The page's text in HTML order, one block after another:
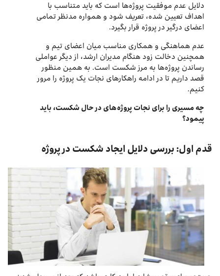
دلایل عدم موفقیت پروژه‌ها است که باید متناسب با
اهداف تعیین شده، تعریف شود و همواره مدنظر تمامی
اعضای درگیر در پروژه قرار بگیرد.
عدم هماهنگی و همکاری مناسب میان اعضای تیم و
همچنین دخالت زود هنگام مدیران ارشد، از دیگر عواملی
رساندن پروژه‌ها به مرز شکست است. به همین منظور
قصد داریم تا در ادامه راهکارهای نجات یک پروژه را مرور
کنیم.
چه مسیری را برای نجات پروژه‌های در حال شکست، باید
پیمود؟
قدم اول: بررسی دلایل ایجاد شکست در پروژه